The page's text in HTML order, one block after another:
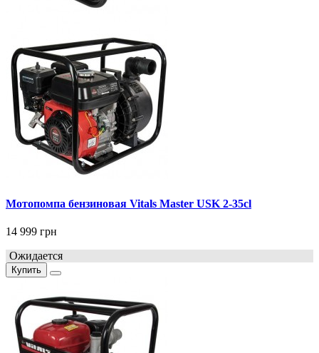
Мотопомпа бензиновая Vitals Master USK 2-35cl
14 999 грн
Ожидается
Купить